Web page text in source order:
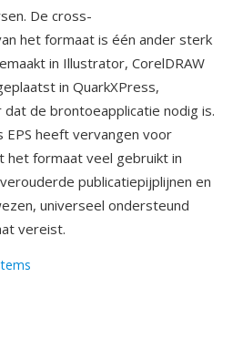
De cross-
het formaat is één ander sterk
in Illustrator, CorelDRAW
in QuarkXPress,
de brontoeapplicatie nodig is.
heeft vervangen voor
formaat veel gebruikt in
publicatiepijplijnen en
universeel ondersteund
vereist.